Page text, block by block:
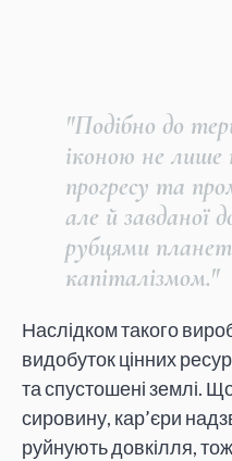
"Подібно до
іконою не лише
прогресу та
але й завданої
рубцями
капіталізмом."
Наслідком такого
видобуток цінних
та спустошені землі.
сировину, кар’єри
руйнують довкілля,